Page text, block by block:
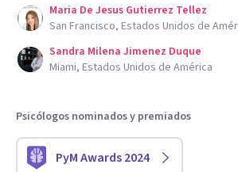
Maria De Jesus Gutierrez Tellez
San Francisco, Estados Unidos de
Sandra Milena Jimenez Duque
Miami, Estados Unidos de América
Psicólogos nominados y premiados
PyM Awards 2024